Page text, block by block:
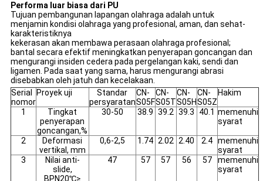
Performa luar biasa dari PU
Tujuan pembangunan lapangan olahraga adalah untuk
menjamin kondisi olahraga yang profesional, aman, dan sehat-
karakteristiknya
kekerasan akan membawa perasaan olahraga profesional;
bantal secara efektif meningkatkan penyerapan goncangan dan
mengurangi insiden cedera pada pergelangan kaki, sendi dan
ligamen. Pada saat yang sama, harus mengurangi abrasi
disebabkan oleh jatuh dan kecelakaan.
Serial
nomor
Proyek uji
Standar
persyaratan
CN-
S05F
CN-
S05T
CN-
S05H
CN-
S05Z
Hakim
1
Tingkat
penyerapan
goncangan,%
30-50 38.9 39.2 39.3 40.1 memenuhi
syarat
2
Deformasi
vertikal, mm
0,6-2,5 1.74 2.02 2.40 2.4 memenuhi
syarat
3
Nilai anti-
slide,
BPN20℃≥
47 57 57 56 57
memenuhi
syarat